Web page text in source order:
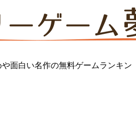
面白い名作の無料ゲームランキン